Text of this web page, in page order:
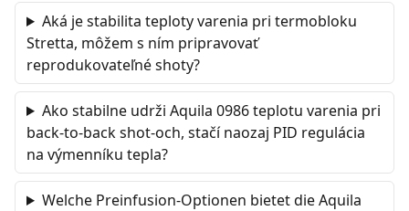
Aká je stabilita teploty varenia pri termobloku
Stretta, môžem s ním pripravovať
reprodukovateľné shoty?
Ako stabilne udrži Aquila 0986 teplotu varenia pri
back-to-back shot-och, stačí naozaj PID regulácia
na výmenníku tepla?
Welche Preinfusion-Optionen bietet die Aquila